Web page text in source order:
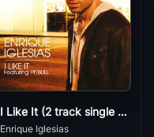
I Like It (2 track single - French)
Enrique Iglesias